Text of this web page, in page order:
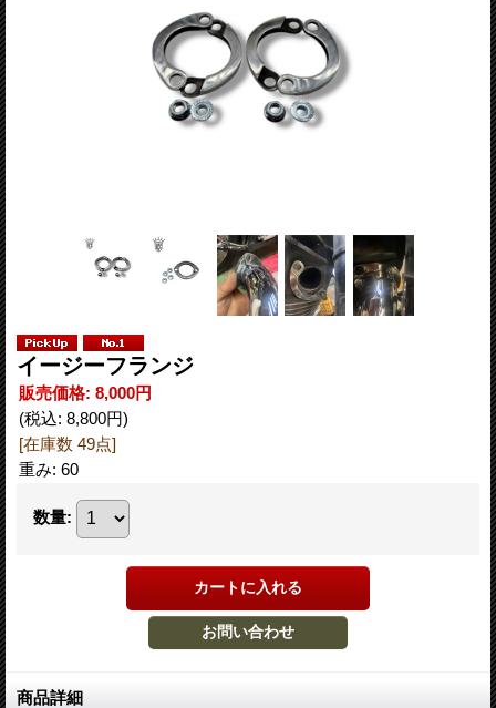
イージーフランジ
販売価格: 8,000円
(税込: 8,800円)
[在庫数 49点]
重み: 60
数量:
商品詳細